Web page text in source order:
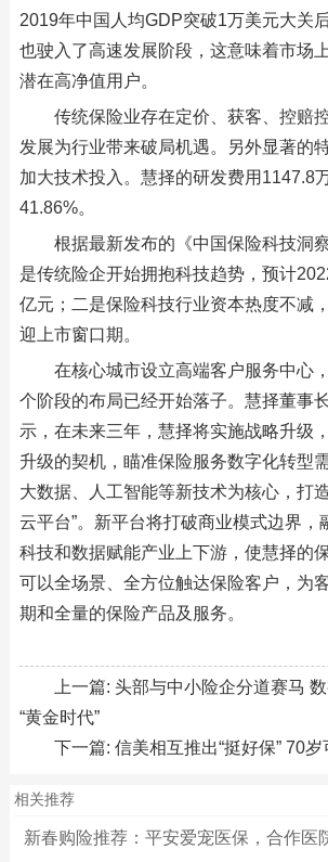
2019年中国人均GDP突破1万美元大关
也驶入了高速发展阶段，这意味着市场
潜在高净值用户。
传统保险业存在定价、获客、控赔
发展为行业带来破局机遇。另外显著的
加大技术投入。慧择的研发费用1147.8
41.86%。
根据最新发布的《中国保险科技洞
是传统险企开始拥抱科技趋势，预计
亿元；二是保险科技行业资本热度不减
迎上市窗口期。
在核心城市设立高端客户服务中心
个阶段的布局已经开始落子。慧择董事
示，在未来三年，慧择将实施战略升级
升级的契机，瞄准保险服务数字化转型
大数据、人工智能等新技术为核心，打
云平台”。新平台将打破商业模式边界，
科技和数据赋能产业上下游，使慧择的
可以全场景、全方位触达保险客户，为
期和全量的保险产品及服务。
上一篇: 头部与中小险企分道赛马
“黄金时代”
下一篇: 信美相互推出“挺好保” 70岁
相关推荐
新春购险推荐：平安爱宠医保，合作医